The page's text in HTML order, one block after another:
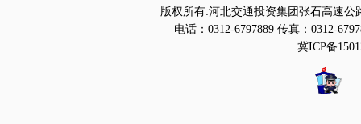
版权所有:河北交通投资集团张石高速公
电话：0312-6797889 传真：0312-
冀ICP备